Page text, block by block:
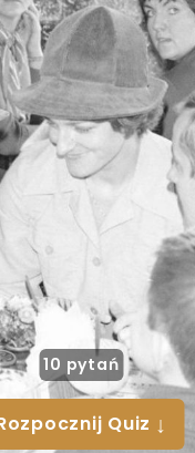
10 pytań
Quiz ↓